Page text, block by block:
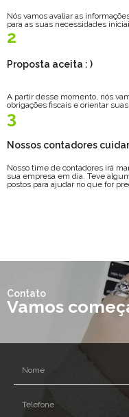
Nós vamos avaliar as
para as suas necessidades
2
Proposta aceita : )
A partir desse momento, nós
obrigações fiscais e orientar
3
Nossos contadores
Nosso time de contadores irá
sua empresa em dia. Teve
postos para ajudar no que for
Contato
Vamos